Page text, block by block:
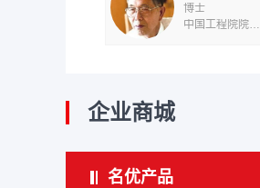
博士
中国工程院院士，教授级高工，博士生导师
企业商城
名优产品